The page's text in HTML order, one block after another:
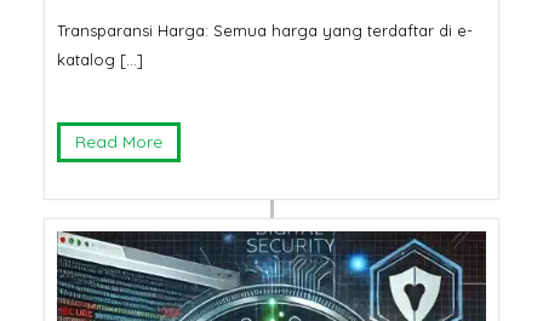
Transparansi Harga: Semua harga yang terdaftar di e-
katalog […]
Read More